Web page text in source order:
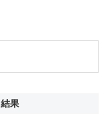
結果